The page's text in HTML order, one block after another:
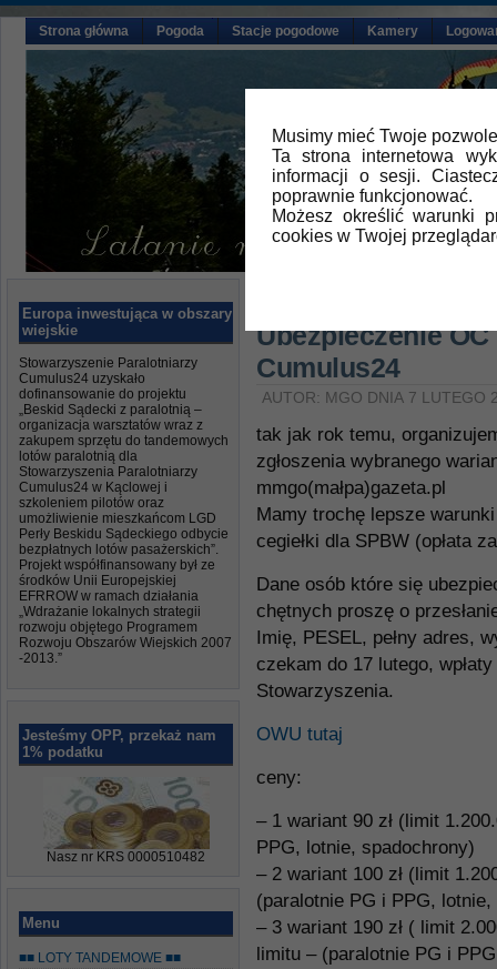
Musimy mieć Twoje
Ta strona internetowa
informacji o sesji.
poprawnie funkcjonować.
Możesz określić warunki
cookies w Twojej
Strona główna Pogoda Stacje pogodowe Kamery
Europa inwestująca w obszary
wiejskie
Stowarzyszenie Paralotniarzy
Cumulus24 uzyskało
dofinansowanie do projektu
„Beskid Sądecki z paralotnią –
organizacja warsztatów wraz z
zakupem sprzętu do tandemowych
lotów paralotnią dla
Stowarzyszenia Paralotniarzy
Cumulus24 w Kąclowej i
szkoleniem pilotów oraz
umożliwienie mieszkańcom LGD
Perły Beskidu Sądeckiego odbycie
bezpłatnych lotów pasażerskich”.
Projekt współfinansowany był ze
środków Unii Europejskiej
EFRROW w ramach działania
„Wdrażanie lokalnych strategii
rozwoju objętego Programem
Rozwoju Obszarów Wiejskich 2007
-2013.”
Jesteśmy OPP, przekaż nam
1% podatku
Nasz nr KRS 0000510482
Menu
■■ LOTY TANDEMOWE ■■
Ubezpieczenie
Cumulus24
AUTOR: MGO DNIA 7 LUTEGO
tak jak rok temu,
zgłoszenia wybranego
mmgo(małpa)gazeta.pl
Mamy trochę lepsze
cegiełki dla SPBW (opłata
Dane osób które się
chętnych proszę o
Imię, PESEL, pełny adres,
czekam do 17 lutego,
Stowarzyszenia.
OWU tutaj
ceny:
– 1 wariant 90 zł (limit
PPG, lotnie, spadochrony)
– 2 wariant 100 zł (limit
(paralotnie PG i PPG,
– 3 wariant 190 zł ( limit
limitu – (paralotnie PG i